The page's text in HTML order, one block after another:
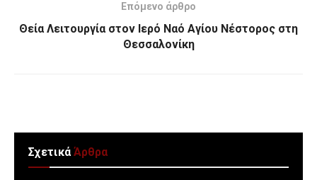
Επόμενο άρθρο
Θεία Λειτουργία στον Ιερό Ναό Αγίου Νέστορος στη
Θεσσαλονίκη
ΣχετικάΆρθρα